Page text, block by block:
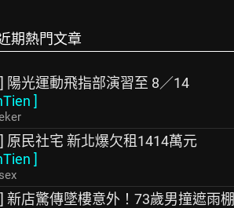
期熱門文章
陽光運動飛指部演習至 8／14
]
原民社宅 新北爆欠租1414萬元
]
新店驚傳墜樓意外！73歲男撞遮雨棚